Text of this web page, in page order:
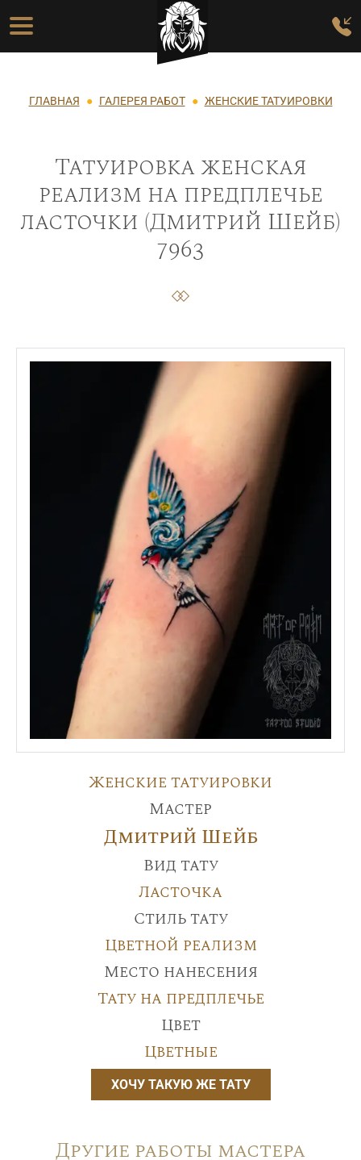
Перейти к основному содержанию
Основная навигация
Строка навигации
ГЛАВНАЯ ГАЛЕРЕЯ РАБОТ ЖЕНСКИЕ ТАТУИРОВКИ
Татуировка женская
реализм на предплечье
ласточки (Дмитрий Шейб)
7963
Женские татуировки
Мастер
Дмитрий Шейб
Вид тату
Ласточка
Стиль тату
Цветной реализм
Место нанесения
Тату на предплечье
Цвет
Цветные
ХОЧУ ТАКУЮ ЖЕ ТАТУ
Другие работы мастера